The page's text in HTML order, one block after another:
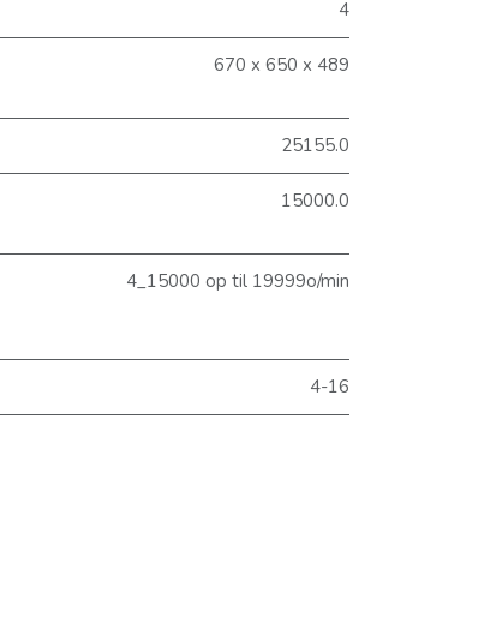
4
670 x 650 x 489
25155.0
15000.0
4_15000 op til 19999o/min
4-16